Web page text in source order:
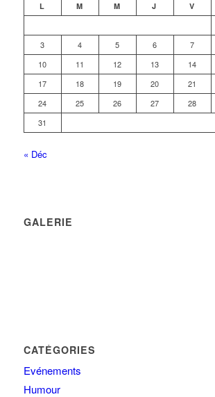
L M M J V
3
4 5 6 7
10
11 12 13 14
17
18 19 20 21
24
25 26 27 28
31
« Déc
GALERIE
CATÉGORIES
Evénements
Humour